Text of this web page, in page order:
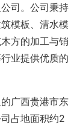
司。公司秉持
模板、清水模
方的加工与销
业提供优质的
广西贵港市东
占地面积约2